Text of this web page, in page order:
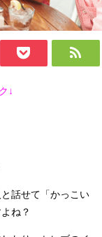
↓
話せて「かっこい
ね？